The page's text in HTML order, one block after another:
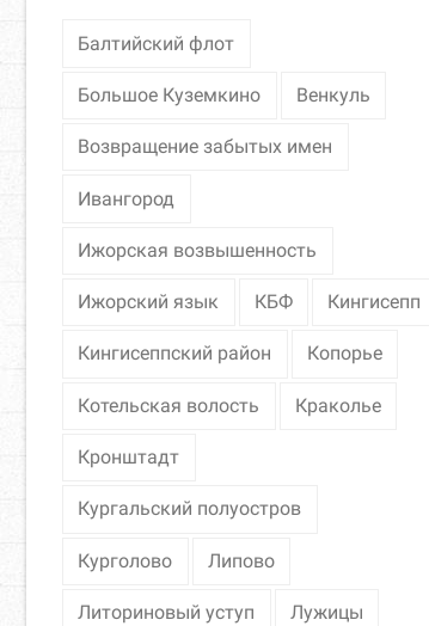
Балтийский флот
Большое Куземкино Венкуль
Возвращение забытых имен
Ивангород
Ижорская возвышенность
Ижорский язык КБФ Кингисепп
Кингисеппский район Копорье
Котельская волость Краколье
Кронштадт
Кургальский полуостров
Курголово Липово
Литориновый уступ Лужицы